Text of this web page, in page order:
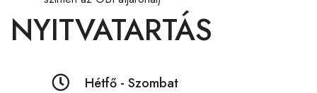
NYITVATARTÁS
 Hétfő - Szombat